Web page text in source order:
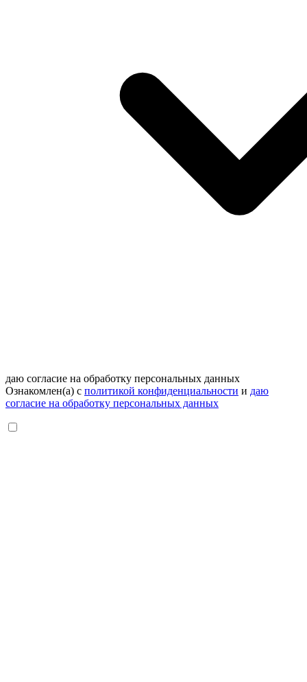
даю согласие на обработку персональных данных
Ознакомлен(а) с политикой конфиденциальности и даю
согласие на обработку персональных данных